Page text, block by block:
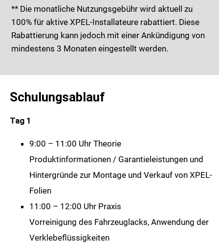
** Die monatliche Nutzungsgebühr wird aktuell zu
100% für aktive XPEL-Installateure rabattiert. Diese
Rabattierung kann jedoch mit einer Ankündigung von
mindestens 3 Monaten eingestellt werden.
Schulungsablauf
Tag 1
9:00 – 11:00 Uhr Theorie
Produktinformationen / Garantieleistungen und
Hintergründe zur Montage und Verkauf von XPEL-
Folien
11:00 – 12:00 Uhr Praxis
Vorreinigung des Fahrzeuglacks, Anwendung der
Verklebeflüssigkeiten